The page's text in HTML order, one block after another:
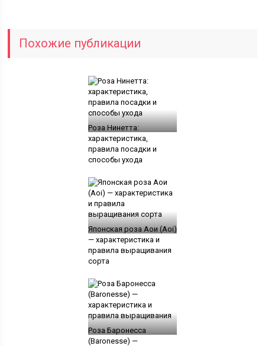
Похожие публикации
Роза Нинетта:
характеристика,
правила посадки и
способы ухода
Японская роза Аои (Aoi)
— характеристика и
правила выращивания
сорта
Роза Баронесса
(Baronesse) —